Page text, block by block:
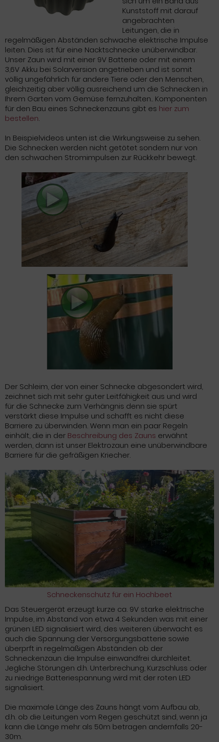
Kunststoff mit darauf
angebrachten
Leitungen, die in
regelmäßigen Abständen schwache elektrische Impulse
leiten. Dies ist für eine Nacktschnecke unüberwindbar.
Unser Zaun wird mit einer 9V Batterie oder mit einem
3,6V Akku bei Solarversion angetrieben und ist somit
völlig ungefährlich für andere Tiere oder den Menschen,
gleichzeitig aber völlig ausreichend um die Schnecken in
Ihrem Garten vom Gemüse fernzuhalten.. Komponenten
für den Bau eines Schneckenzauns gibt es hier zum
bestellen.
In Beispielvideos unten ist die Wirkungsweise zu sehen.
Die Schnecken werden nicht getötet sondern nur von
den schwachen Stromimpulsen zur Rückkehr bewegt.
Der Schleim, der von einer Schnecke abgesondert wird,
zeichnet sich mit sehr guter Leitfähigkeit aus und wird
für die Schnecke zum Verhängnis denn sie spürt
verstärkt diese Impulse und schafft es nicht diese
Barriere zu überwinden. Wenn man ein paar Regeln
einhält, die in der Beschreibung des Zauns erwähnt
werden, dann ist unser Elektrozaun eine unüberwindbare
Barriere für die gefräßigen Kriecher.
Schneckenschutz für ein Hochbeet
Das Steuergerät erzeugt kurze ca. 9V starke elektrische
Impulse, im Abstand von etwa 4 Sekunden was mit einer
grünen LED signalisiert wird, des weiteren überwacht es
auch die Spannung der Versorgungsbatterie sowie
überprft in regelmäßigen Abständen ob der
Schneckenzaun die Impulse einwandfrei durchleitet.
Jegliche Störungen d.h. Unterbrechung, Kurzschluss oder
zu niedrige Batteriespannung wird mit der roten LED
signalisiert.
Die maximale Länge des Zauns hängt vom Aufbau ab,
d.h. ob die Leitungen vom Regen geschützt sind, wenn ja
kann die Länge mehr als 50m betragen andernfalls 20-
30m.